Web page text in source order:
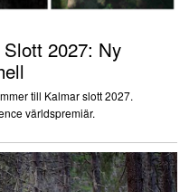
2027: Ny
till Kalmar slott 2027.
världspremiär.